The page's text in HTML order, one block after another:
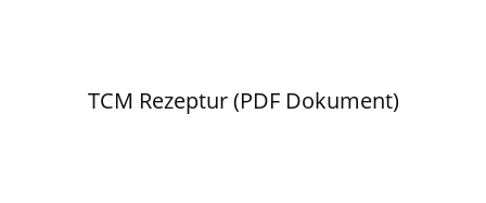
TCM Rezeptur (PDF Dokument)